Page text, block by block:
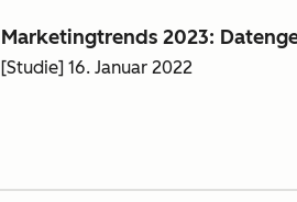
Marketingtrends 2023:
[Studie] 16. Januar 2022